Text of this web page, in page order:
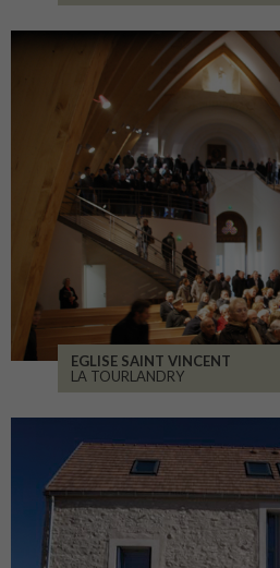
EGLISE SAINT VINCENT
LA TOURLANDRY